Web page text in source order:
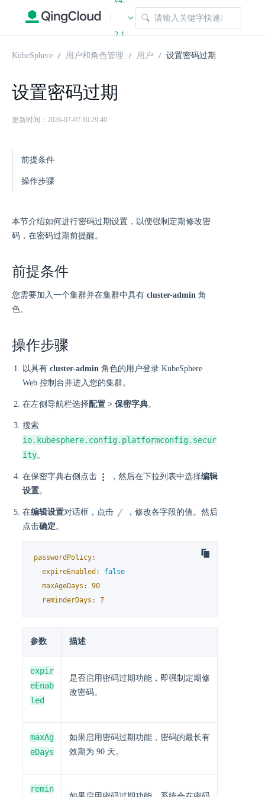
|
2.1
KubeSphere 用户和角色管理 用户 设置密码过期
设置密码过期
更新时间：2026-07-07 10:29:40
前提条件
操作步骤
本节介绍如何进行密码过期设置，以便强制定期修改密
码，在密码过期前提醒。
前提条件
您需要加入一个集群并在集群中具有 cluster-admin 角
色。
操作步骤
以具有 cluster-admin 角色的用户登录 KubeSphere
Web 控制台并进入您的集群。
在左侧导航栏选择配置 > 保密字典。
搜索
io.kubesphere.config.platformconfig.secur
ity。
在保密字典右侧点击 ，然后在下拉列表中选择编辑
设置。
在编辑设置对话框，点击
，修改各字段的值。然后
点击确定。
passwordPolicy:
expireEnabled:
false
maxAgeDays:
90
reminderDays:
7
参数 描述
expir
eEnab
led
是否启用密码过期功能，即强制定期修
改密码。
maxAg
eDays
如果启用密码过期功能，密码的最长有
效期为 90 天。
remin